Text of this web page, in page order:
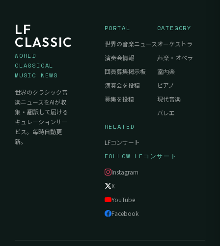
LF
CLASSIC
WORLD
CLASSICAL
MUSIC NEWS
世界のクラシック音
楽ニュースをAIが収
集・翻訳して届ける
キュレーションサー
ビス。毎時自動更
新。
PORTAL
世界の音楽ニュース
演奏会情報
団員募集掲示板
演奏会を投稿
募集を投稿
CATEGORY
オーケストラ
声楽・オペラ
室内楽
ピアノ
現代音楽
バレエ
RELATED
LFコンサート
FOLLOW LFコンサート
Instagram
X
YouTube
Facebook